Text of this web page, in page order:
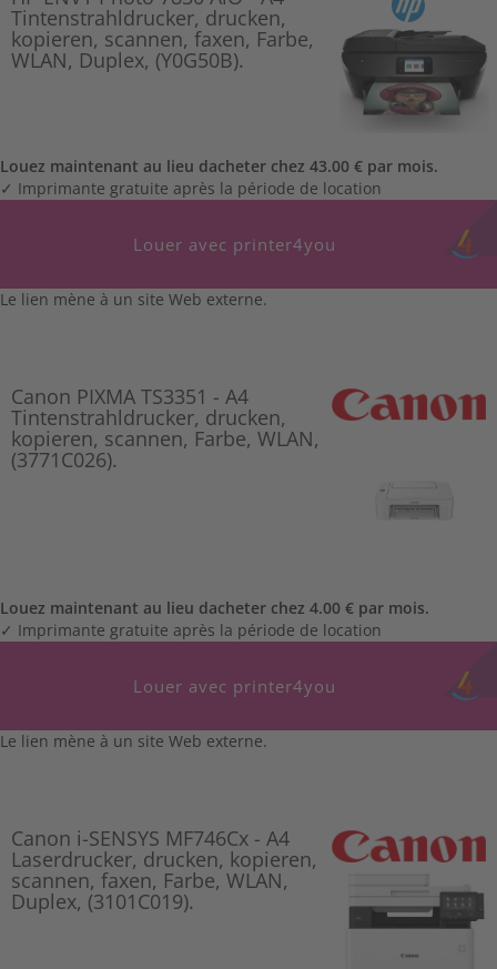
Tintenstrahldrucker, drucken,
kopieren, scannen, faxen, Farbe,
WLAN, Duplex, (Y0G50B).
Louez maintenant au lieu dacheter chez 43.00 € par mois.
✓ Imprimante gratuite après la période de location
Louer avec printer4you
Le lien mène à un site Web externe.
Canon PIXMA TS3351 - A4
Tintenstrahldrucker, drucken,
kopieren, scannen, Farbe, WLAN,
(3771C026).
Louez maintenant au lieu dacheter chez 4.00 € par mois.
✓ Imprimante gratuite après la période de location
Louer avec printer4you
Le lien mène à un site Web externe.
Canon i-SENSYS MF746Cx - A4
Laserdrucker, drucken, kopieren,
scannen, faxen, Farbe, WLAN,
Duplex, (3101C019).